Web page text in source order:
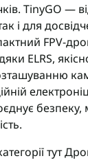
TinyGO —
і для
FPV-
ELRS,
безпеку,
тут